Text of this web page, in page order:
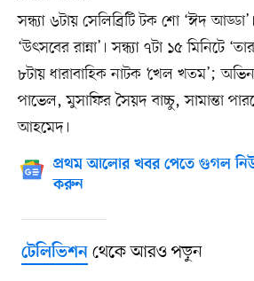
সন্ধ্যা ৬টায় সেলিব্রিটি টক শো ‘ঈদ
‘উৎসবের রান্না’। সন্ধ্যা ৭টা ১৫ মিনিটে
৮টায় ধারাবাহিক নাটক ‘খেল খতম’;
পাভেল, মুসাফির সৈয়দ বাচ্চু, সামান্তা
আহমেদ।
প্রথম আলোর খবর পেতে গুগল
করুন
টেলিভিশনথেকে আরও পড়ুন